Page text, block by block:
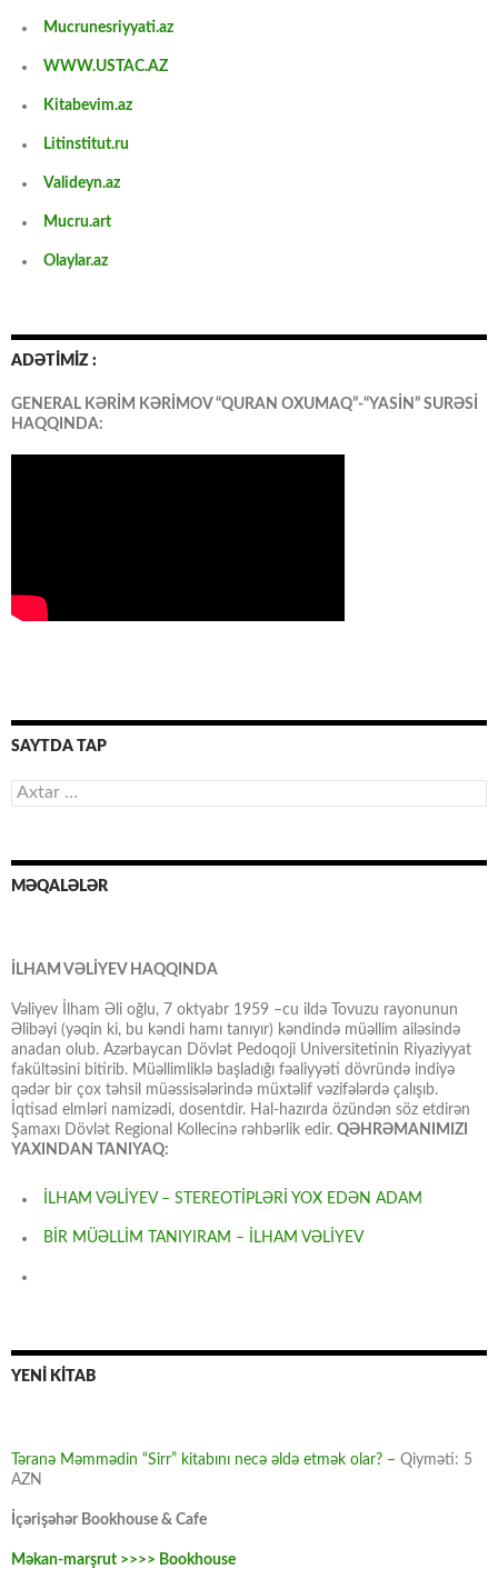
Mucrunesriyyati.az
WWW.USTAC.AZ
Kitabevim.az
Litinstitut.ru
Valideyn.az
Mucru.art
Olaylar.az
ADƏTİMİZ :
GENERAL KƏRİM KƏRİMOV “QURAN OXUMAQ”-“YASİN” SURƏSİ
HAQQINDA:
SAYTDA TAP
Axtarış:
MƏQALƏLƏR
İLHAM VƏLİYEV HAQQINDA
Vəliyev İlham Əli oğlu, 7 oktyabr 1959 –cu ildə Tovuzu rayonunun
Əlibəyi (yəqin ki, bu kəndi hamı tanıyır) kəndində müəllim ailəsində
anadan olub. Azərbaycan Dövlət Pedoqoji Universitetinin Riyaziyyat
fakültəsini bitirib. Müəllimliklə başladığı fəaliyyəti dövründə indiyə
qədər bir çox təhsil müəssisələrində müxtəlif vəzifələrdə çalışıb.
İqtisad elmləri namizədi, dosentdir. Hal-hazırda özündən söz etdirən
Şamaxı Dövlət Regional Kollecinə rəhbərlik edir. QƏHRƏMANIMIZI
YAXINDAN TANIYAQ:
İLHAM VƏLİYEV – STEREOTİPLƏRİ YOX EDƏN ADAM
BİR MÜƏLLİM TANIYIRAM – İLHAM VƏLİYEV
YENİ KİTAB
Təranə Məmmədin “Sirr” kitabını necə əldə etmək olar? – Qiyməti: 5
AZN
İçərişəhər Bookhouse & Cafe
Məkan-marşrut >>>> Bookhouse